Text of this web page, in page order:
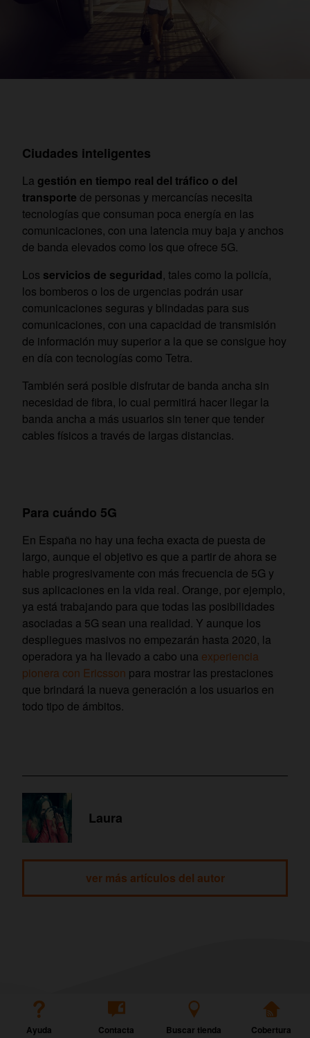
Ciudades inteligentes
La gestión en tiempo real del tráfico o del
transporte de personas y mercancías necesita
tecnologías que consuman poca energía en las
comunicaciones, con una latencia muy baja y anchos
de banda elevados como los que ofrece 5G.
Los servicios de seguridad, tales como la policía,
los bomberos o los de urgencias podrán usar
comunicaciones seguras y blindadas para sus
comunicaciones, con una capacidad de transmisión
de información muy superior a la que se consigue hoy
en día con tecnologías como Tetra.
También será posible disfrutar de banda ancha sin
necesidad de fibra, lo cual permitirá hacer llegar la
banda ancha a más usuarios sin tener que tender
cables físicos a través de largas distancias.
Para cuándo 5G
En España no hay una fecha exacta de puesta de
largo, aunque el objetivo es que a partir de ahora se
hable progresivamente con más frecuencia de 5G y
sus aplicaciones en la vida real. Orange, por ejemplo,
ya está trabajando para que todas las posibilidades
asociadas a 5G sean una realidad. Y aunque los
despliegues masivos no empezarán hasta 2020, la
operadora ya ha llevado a cabo una experiencia
pionera con Ericsson para mostrar las prestaciones
que brindará la nueva generación a los usuarios en
todo tipo de ámbitos.
Laura
ver más artículos del autor
Ayuda Contacta Buscar tienda Cobertura